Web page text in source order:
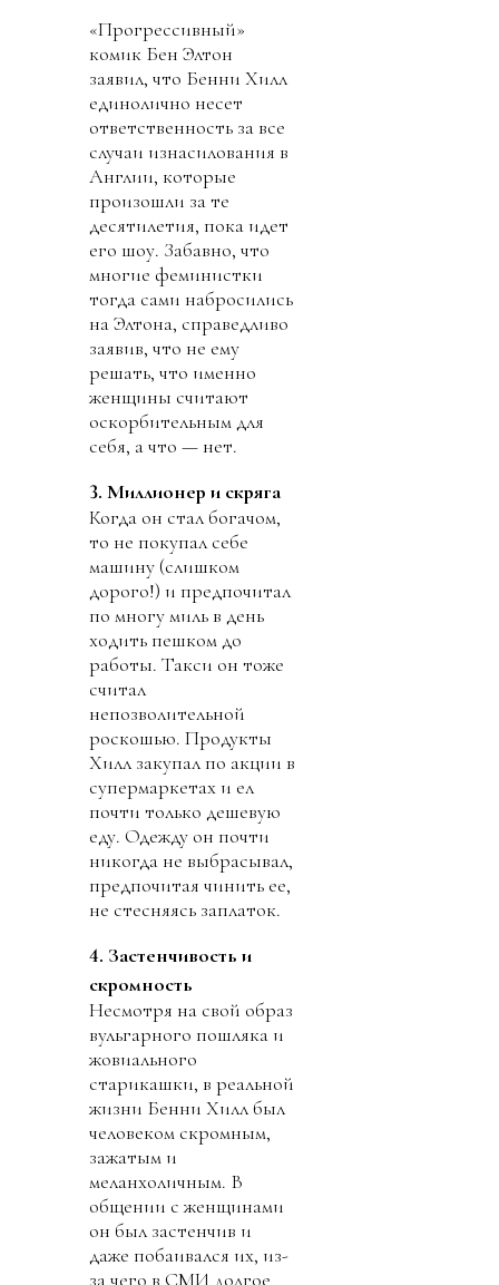
«Прогрессивный»
комик Бен Элтон
заявил, что Бенни Хилл
единолично несет
ответственность за все
случаи изнасилования в
Англии, которые
произошли за те
десятилетия, пока идет
его шоу. Забавно, что
многие феминистки
тогда сами набросились
на Элтона, справедливо
заявив, что не ему
решать, что именно
женщины считают
оскорбительным для
себя, а что — нет.
3. Миллионер и скряга
Когда он стал богачом,
то не покупал себе
машину (слишком
дорого!) и предпочитал
по многу миль в день
ходить пешком до
работы. Такси он тоже
считал
непозволительной
роскошью. Продукты
Хилл закупал по акции в
супермаркетах и ел
почти только дешевую
еду. Одежду он почти
никогда не выбрасывал,
предпочитая чинить ее,
не стесняясь заплаток.
4. Застенчивость и
скромность
Несмотря на свой образ
вульгарного пошляка и
жовиального
старикашки, в реальной
жизни Бенни Хилл был
человеком скромным,
зажатым и
меланхоличным. В
общении с женщинами
он был застенчив и
даже побаивался их, из-
за чего в СМИ долгое